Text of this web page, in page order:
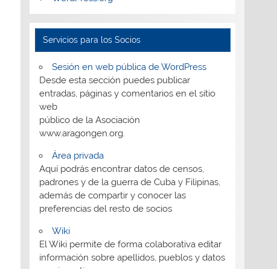
Servicios para los Socios
Sesión en web pública de WordPress
Desde esta sección puedes publicar
entradas, páginas y comentarios en el sitio
web
público de la Asociación
www.aragongen.org.
Área privada
Aquí podrás encontrar datos de censos,
padrones y de la guerra de Cuba y Filipinas,
además de compartir y conocer las
preferencias del resto de socios
Wiki
El Wiki permite de forma colaborativa editar
información sobre apellidos, pueblos y datos